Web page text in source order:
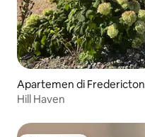
Apartemen di Fredericton
Hill Haven